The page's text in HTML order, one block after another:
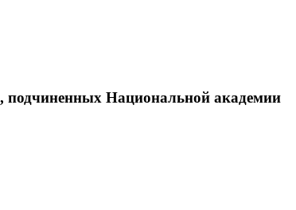
подчиненных Национальной академии